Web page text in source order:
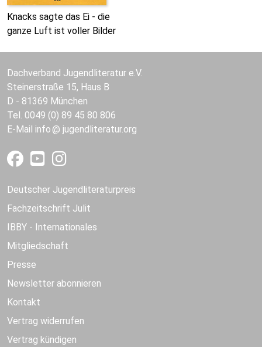
Knacks sagte das Ei - die
ganze Luft ist voller Bilder
Dachverband Jugendliteratur e.V.
Steinerstraße 15, Haus B
D - 81369 München
Tel. 0049 (0) 89 45 80 806
E-Mail info jugendliteratur.org
Deutscher Jugendliteraturpreis
Fachzeitschrift Julit
IBBY - Internationales
Mitgliedschaft
Presse
Newsletter abonnieren
Kontakt
Vertrag widerrufen
Vertrag kündigen